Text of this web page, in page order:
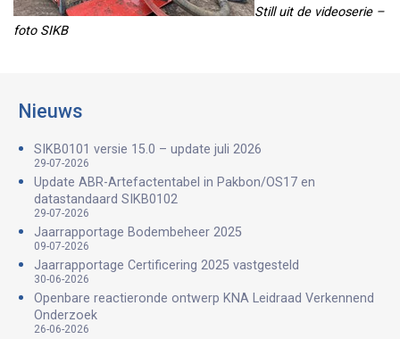
Still uit de videoserie –
foto SIKB
Nieuws
SIKB0101 versie 15.0 – update juli 2026
29-07-2026
Update ABR-Artefactentabel in Pakbon/OS17 en
datastandaard SIKB0102
29-07-2026
Jaarrapportage Bodembeheer 2025
09-07-2026
Jaarrapportage Certificering 2025 vastgesteld
30-06-2026
Openbare reactieronde ontwerp KNA Leidraad Verkennend
Onderzoek
26-06-2026